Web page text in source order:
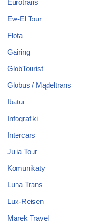
Eurotrans
Ew-El Tour
Flota
Gairing
GlobTourist
Globus / Mądeltrans
Ibatur
Infografiki
Intercars
Julia Tour
Komunikaty
Luna Trans
Lux-Reisen
Marek Travel